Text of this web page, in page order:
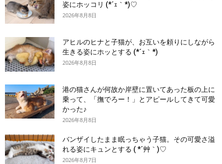
姿にホッコリ (*´ｪ｀*)♡
2026年8月8日
アヒルのヒナと子猫が、お互いを頼りにしながら
生きる姿にホッとする (*´ｪ｀*)
2026年8月8日
港の猫さんが何故か岸壁に置いてあった板の上に
乗って、「撫でろー！」とアピールしてきて可愛
かった♪
2026年8月8日
バンザイしたまま眠っちゃう子猫。その可愛さ溢
れる姿にキュンとする ( *´艸｀)♡
2026年8月7日